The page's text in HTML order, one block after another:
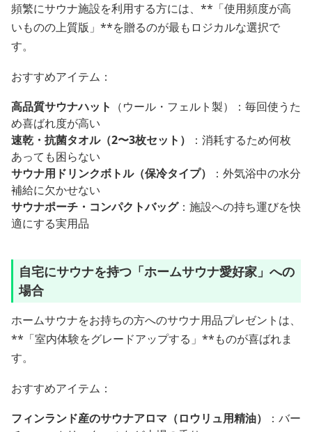
頻繁にサウナ施設を利用する方には、**「使用頻度が高
いものの上質版」**を贈るのが最もロジカルな選択で
す。
おすすめアイテム：
高品質サウナハット （ウール・フェルト製）：毎回使うた
め喜ばれ度が高い
速乾・抗菌タオル（2〜3枚セット）
：消耗するため何枚
あっても困らない
サウナ用ドリンクボトル（保冷タイプ）
：外気浴中の水分
補給に欠かせない
サウナポーチ・コンパクトバッグ：施設への持ち運びを快
適にする実用品
自宅にサウナを持つ「ホームサウナ愛好家」への
場合
ホームサウナをお持ちの方へのサウナ用品プレゼントは、
**「室内体験をグレードアップする」**ものが喜ばれま
す。
おすすめアイテム：
フィンランド産のサウナアロマ（ロウリュ用精油）
：バー